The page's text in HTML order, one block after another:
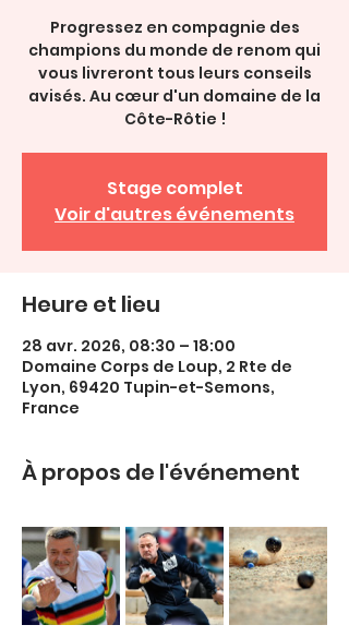
Progressez en compagnie des
champions du monde de renom qui
vous livreront tous leurs conseils
avisés. Au cœur d'un domaine de la
Côte-Rôtie !
Stage complet
Voir d'autres événements
Heure et lieu
28 avr. 2026, 08:30 – 18:00
Domaine Corps de Loup, 2 Rte de
Lyon, 69420 Tupin-et-Semons,
France
À propos de l'événement